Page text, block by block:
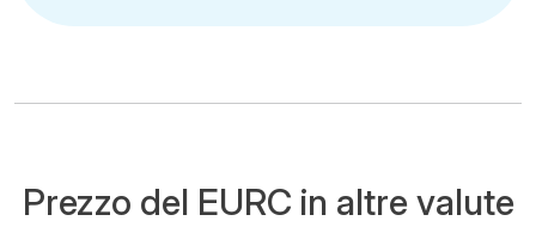
Prezzo del EURC in altre valute